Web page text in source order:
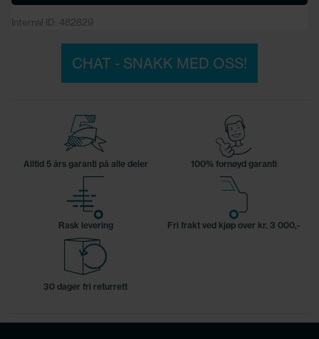
Internal ID: 482829
CHAT - SNAKK MED OSS!
Alltid 5 års garanti på alle deler 100% fornøyd garanti
Rask levering Fri frakt ved kjøp over kr. 3 000,-
30 dager fri returrett